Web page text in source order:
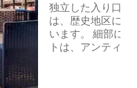
独立した入り口の
は、歴史地区に位
います。 細部に渡るこだわりが光るロフ
トは、アンティ